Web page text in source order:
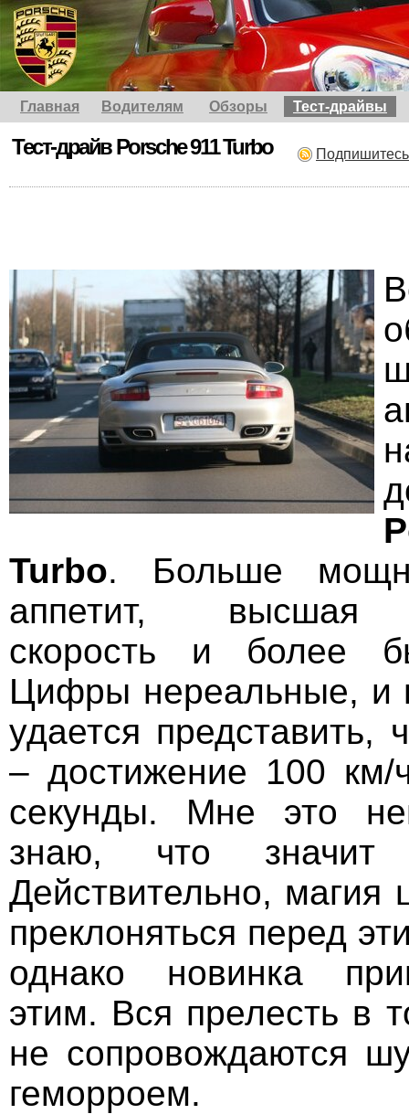
Главная Водителям Обзоры Тест-драйвы
Тест-драйв Porsche 911 Turbo
Turbo. Больше
аппетит, высшая
скорость и более
Цифры нереальные, и
удается представить,
– достижение 100 км/
секунды. Мне это
знаю, что значит
Действительно, магия
преклоняться перед
однако новинка
этим. Вся прелесть в
не сопровождаются
геморроем.